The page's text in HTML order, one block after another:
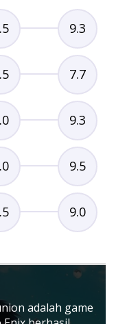
9.3
7.7
9.3
9.5
9.0
adalah game